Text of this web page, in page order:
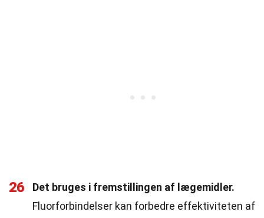
26
Det bruges i fremstillingen af lægemidler.
Fluorforbindelser kan forbedre effektiviteten af